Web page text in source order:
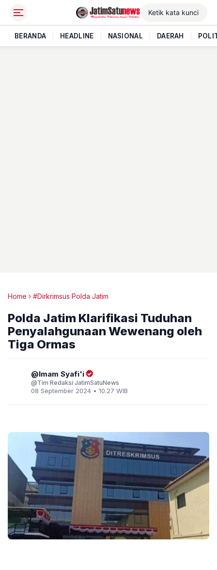
BERANDA HEADLINE NASIONAL DAERAH
Home #Dirkrimsus Polda Jatim
Polda Jatim Klarifikasi Tuduhan
Penyalahgunaan Wewenang oleh
Tiga Ormas
Imam Syafi'i
Tim Redaksi JatimSatuNews
08 September 2024 • 10.27 WIB